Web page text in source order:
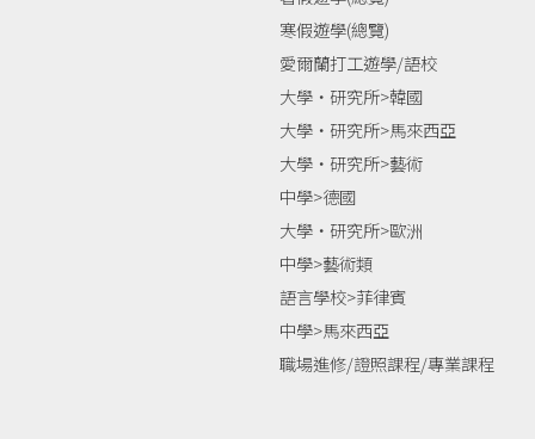
寒假遊學(總覽)
愛爾蘭打工遊學/語校
大學‧研究所>韓國
大學‧研究所>馬來西亞
大學‧研究所>藝術
中學>德國
大學‧研究所>歐洲
中學>藝術類
語言學校>菲律賓
中學>馬來西亞
職場進修/證照課程/專業課程